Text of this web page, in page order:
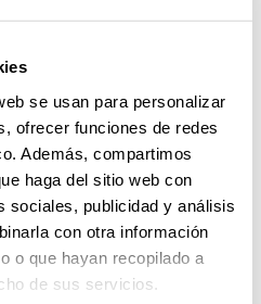
se usan para personalizar
ofrecer funciones de redes
Además, compartimos
haga del sitio web con
sociales, publicidad y análisis
con otra información
o que hayan recopilado a
de sus servicios.
de resultados:
un especialista en
y elabora un informe
será enviado al médico
su interpretación y
a seguir en el
del paciente.
que, durante la toma de
que el paciente